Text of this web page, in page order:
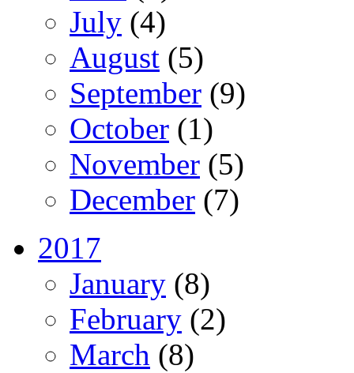
July (4)
August (5)
September (9)
October (1)
November (5)
December (7)
2017
January (8)
February (2)
March (8)